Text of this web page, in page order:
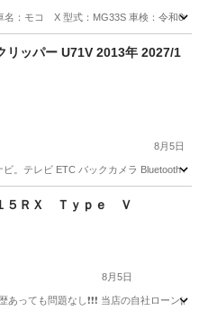
コ X 型式：MG33S 車検：令和09年
リッパー U71V 2013年 2027/1
8月5日
。テレビ ETC バックカメラ Bluetooth
５ＲＸ Ｔｙｐｅ Ｖ
8月5日
あっても問題なし❗️❗️❗️ 当店の自社ロ